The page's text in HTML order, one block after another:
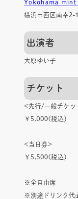
Yokohama mint
横浜市西区南幸2-
出演者
大原ゆい子
チケット
<先行/一般チケッ
￥5,000(税込）
<当日券>
￥5,500(税込）
※全自由席
※別途ドリンク代